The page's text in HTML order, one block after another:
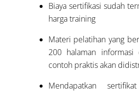
Biaya sertifikasi sudah
harga training
Materi pelatihan yang
200 halaman informasi
contoh praktis akan
Mendapatkan